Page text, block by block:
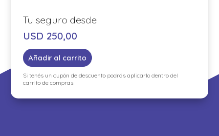
USD 250,00
Añadir al carrito
Si tenés un cupón de descuento podrás aplicarlo dentro del
carrito de compras